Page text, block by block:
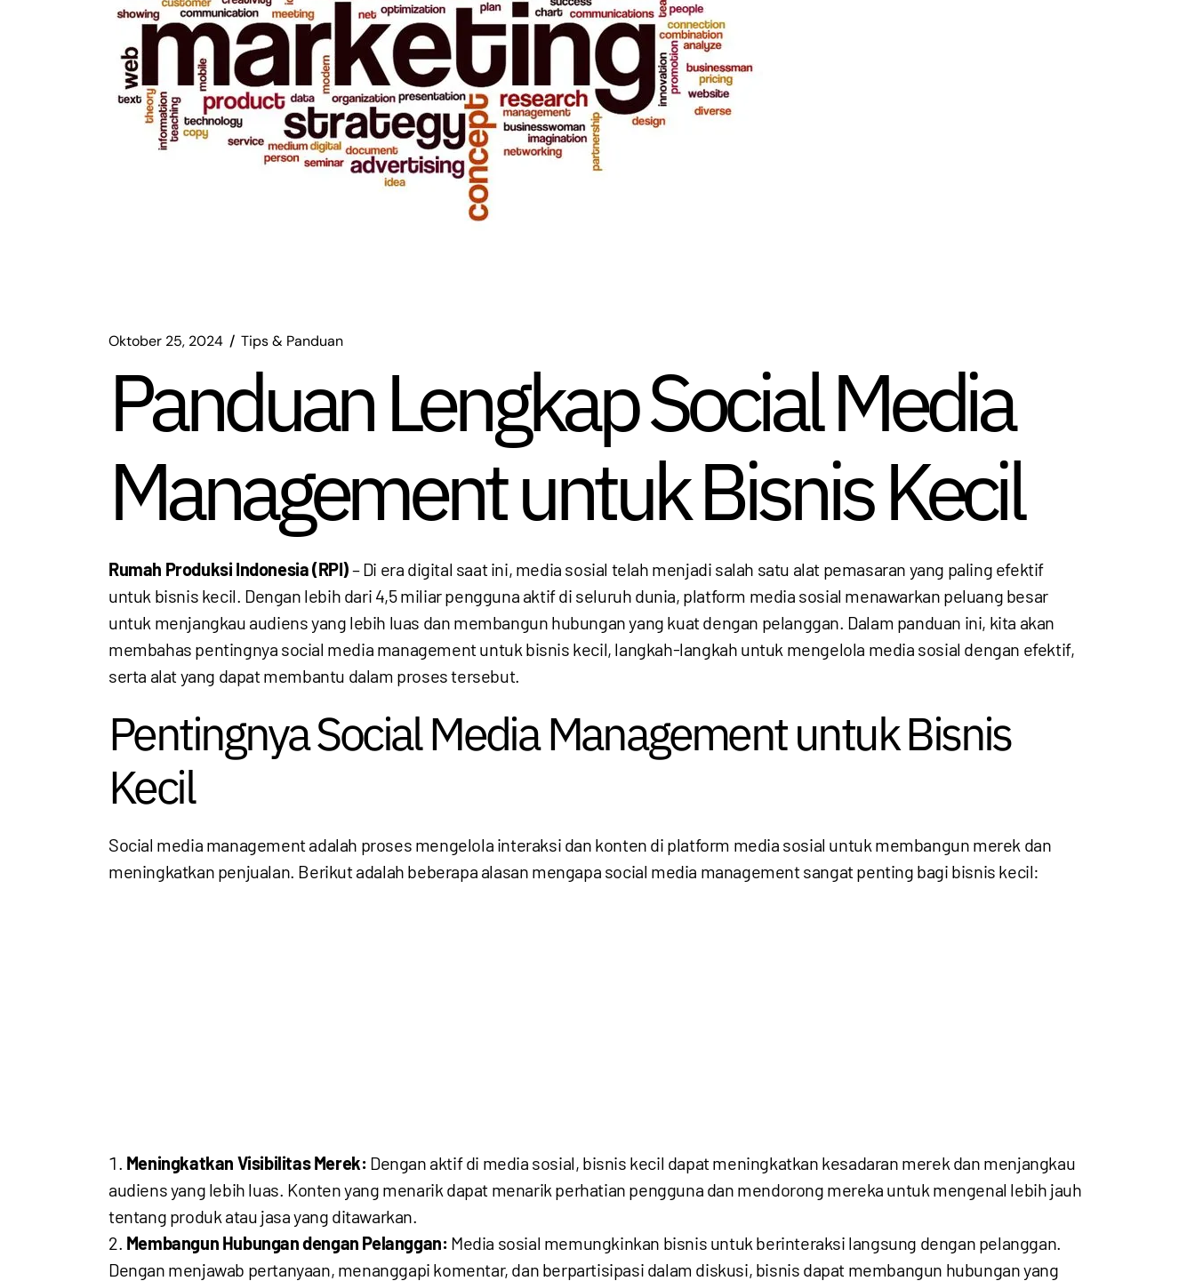
Oktober 25, 2024 Tips & Panduan
Panduan Lengkap Social Media
Management untuk Bisnis Kecil
Rumah Produksi Indonesia (RPI)– Di era digital saat ini, media sosial telah menjadi salah satu alat pemasaran yang paling efektif
untuk bisnis kecil. Dengan lebih dari 4,5 miliar pengguna aktif di seluruh dunia, platform media sosial menawarkan peluang besar
untuk menjangkau audiens yang lebih luas dan membangun hubungan yang kuat dengan pelanggan. Dalam panduan ini, kita akan
membahas pentingnya social media management untuk bisnis kecil, langkah-langkah untuk mengelola media sosial dengan efektif,
serta alat yang dapat membantu dalam proses tersebut.
Pentingnya Social Media Management untuk Bisnis
Kecil
Social media management adalah proses mengelola interaksi dan konten di platform media sosial untuk membangun merek dan
meningkatkan penjualan. Berikut adalah beberapa alasan mengapa social media management sangat penting bagi bisnis kecil:
Meningkatkan Visibilitas Merek: Dengan aktif di media sosial, bisnis kecil dapat meningkatkan kesadaran merek dan menjangkau
audiens yang lebih luas. Konten yang menarik dapat menarik perhatian pengguna dan mendorong mereka untuk mengenal lebih jauh
tentang produk atau jasa yang ditawarkan.
Membangun Hubungan dengan Pelanggan: Media sosial memungkinkan bisnis untuk berinteraksi langsung dengan pelanggan.
Dengan menjawab pertanyaan, menanggapi komentar, dan berpartisipasi dalam diskusi, bisnis dapat membangun hubungan yang